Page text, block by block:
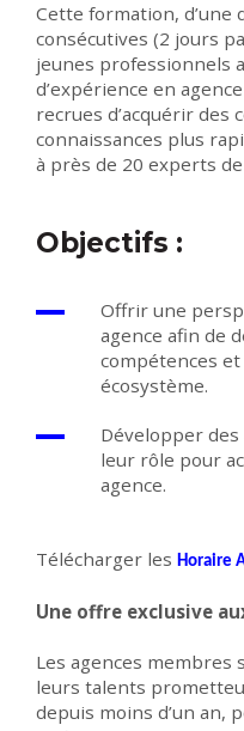
Cette formation, d’une
consécutives (2 jours
jeunes professionnels
d’expérience en
recrues d’acquérir des
connaissances plus
à près de 20 experts
Objectifs :
Offrir une
agence afin de
compétences
écosystème.
Développer
leur rôle pour
agence.
Télécharger les Horaire
Une offre exclusive
Les agences membres
leurs talents
depuis moins d’un an,